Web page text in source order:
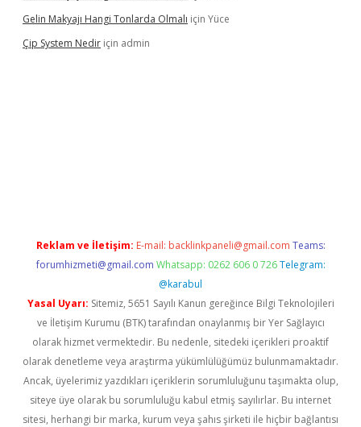
Gelin Makyajı Hangi Tonlarda Olmalı için Yüce
Çip System Nedir için admin
Reklam ve İletişim: E-mail: backlinkpaneli@gmail.com Teams:
forumhizmeti@gmail.com Whatsapp: 0262 606 0 726 Telegram:
@karabul
Yasal Uyarı: Sitemiz, 5651 Sayılı Kanun gereğince Bilgi Teknolojileri
ve İletişim Kurumu (BTK) tarafından onaylanmış bir Yer Sağlayıcı
olarak hizmet vermektedir. Bu nedenle, sitedeki içerikleri proaktif
olarak denetleme veya araştırma yükümlülüğümüz bulunmamaktadır.
Ancak, üyelerimiz yazdıkları içeriklerin sorumluluğunu taşımakta olup,
siteye üye olarak bu sorumluluğu kabul etmiş sayılırlar. Bu internet
sitesi, herhangi bir marka, kurum veya şahıs şirketi ile hiçbir bağlantısı